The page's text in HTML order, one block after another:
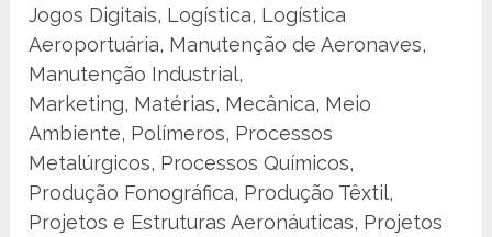
Jogos Digitais, Logística, Logística
Aeroportuária, Manutenção de Aeronaves,
Manutenção Industrial,
Marketing, Matérias, Mecânica, Meio
Ambiente, Polímeros, Processos
Metalúrgicos, Processos Químicos,
Produção Fonográfica, Produção Têxtil,
Projetos e Estruturas Aeronáuticas, Projetos